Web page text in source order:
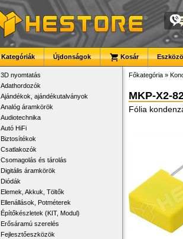
Kategóriák Újdonságok Kosár
3D nyomtatás
Adathordozók
Ajándékok, ajándékutalványok
Analóg áramkörök
Audiotechnika
Autó HiFi
Biztosítékok
Csatlakozók
Csomagolás és tárolás
Digitális áramkörök
Diódák
Elemek, Akkuk, Töltők
Ellenállások, Potméterek
Építőkészletek (KIT, Modul)
Erősáramú szerelés
Fejlesztőeszközök
Főkategória »
MKP-X2-
Fólia